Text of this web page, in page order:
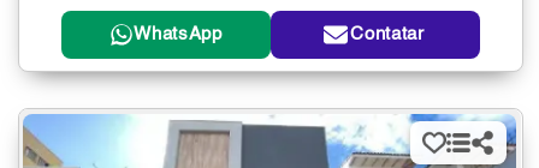
WhatsApp Contatar